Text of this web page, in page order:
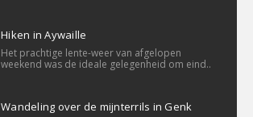
Hiken in Aywaille
Het prachtige lente-weer van afgelopen
weekend was de ideale gelegenheid om eind..
Wandeling over de mijnterrils in Genk